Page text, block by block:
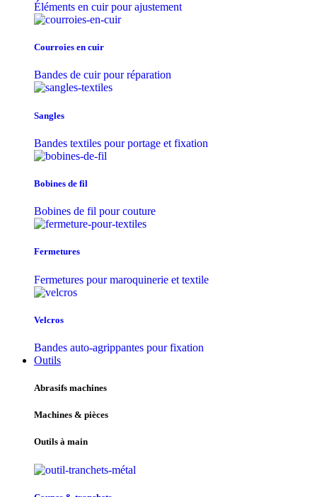
Éléments en cuir pour ajustement
Courroies en cuir
Bandes de cuir pour réparation
Sangles
Bandes textiles pour portage et fixation
Bobines de fil
Bobines de fil pour couture
Fermetures
Fermetures pour maroquinerie et textile
Velcros
Bandes auto-agrippantes pour fixation
Outils
Abrasifs machines
Machines & pièces
Outils à main